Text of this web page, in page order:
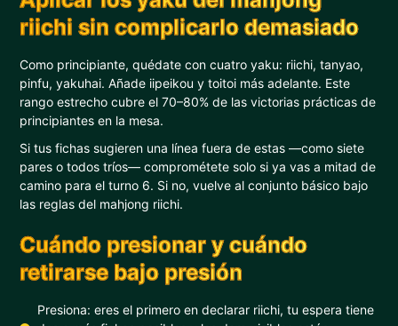
riichi sin complicarlo demasiado
Como principiante, quédate con cuatro yaku: riichi, tanyao,
pinfu, yakuhai. Añade iipeikou y toitoi más adelante. Este
rango estrecho cubre el 70–80% de las victorias prácticas de
principiantes en la mesa.
Si tus fichas sugieren una línea fuera de estas —como siete
pares o todos tríos— comprométete solo si ya vas a mitad de
camino para el turno 6. Si no, vuelve al conjunto básico bajo
las reglas del mahjong riichi.
Cuándo presionar y cuándo
retirarse bajo presión
Presiona: eres el primero en declarar riichi, tu espera tiene